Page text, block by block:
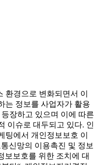
환경으로 변화되면서 이
는 정보를 사업자가 활용
장하고 있으며 이에 따른
이슈로 대두되고 있다. 인
팅에서 개인정보보호 이
신망의 이용촉진 및 정보
보보호를 위한 조치에 대